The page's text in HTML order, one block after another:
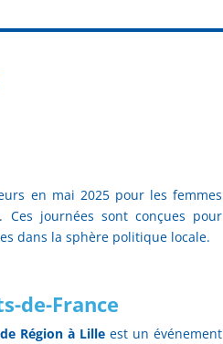
en mai 2025 pour les femmes
Ces journées sont conçues pour
dans la sphère politique locale.
de-France
Région à Lilleest un événement